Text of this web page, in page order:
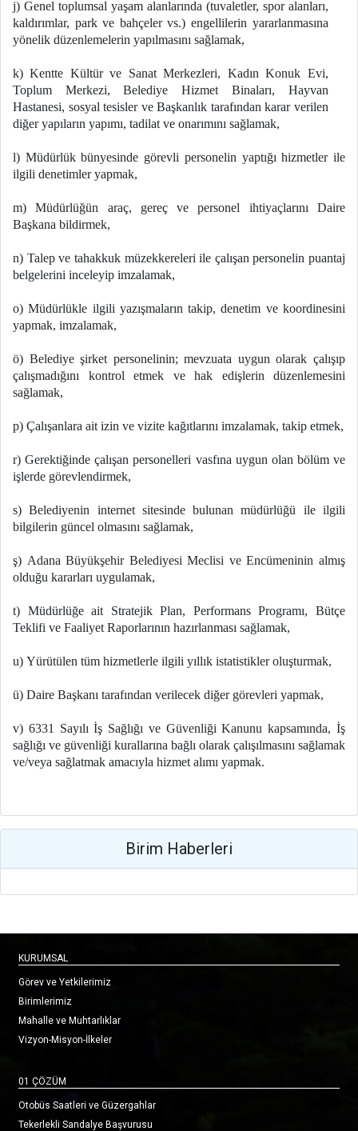
j) Genel toplumsal yaşam alanlarında (tuvaletler, spor alanları,
kaldırımlar, park ve bahçeler vs.) engellilerin yararlanmasına
yönelik düzenlemelerin yapılmasını sağlamak,
k) Kentte Kültür ve Sanat Merkezleri, Kadın Konuk Evi,
Toplum Merkezi, Belediye Hizmet Binaları, Hayvan
Hastanesi, sosyal tesisler ve Başkanlık tarafından karar verilen
diğer yapıların yapımı, tadilat ve onarımını sağlamak,
l) Müdürlük bünyesinde görevli personelin yaptığı hizmetler ile
ilgili denetimler yapmak,
m) Müdürlüğün araç, gereç ve personel ihtiyaçlarını Daire
Başkana bildirmek,
n) Talep ve tahakkuk müzekkereleri ile çalışan personelin puantaj
belgelerini inceleyip imzalamak,
o) Müdürlükle ilgili yazışmaların takip, denetim ve koordinesini
yapmak, imzalamak,
ö) Belediye şirket personelinin; mevzuata uygun olarak çalışıp
çalışmadığını kontrol etmek ve hak edişlerin düzenlemesini
sağlamak,
p) Çalışanlara ait izin ve vizite kağıtlarını imzalamak, takip etmek,
r) Gerektiğinde çalışan personelleri vasfına uygun olan bölüm ve
işlerde görevlendirmek,
s) Belediyenin internet sitesinde bulunan müdürlüğü ile ilgili
bilgilerin güncel olmasını sağlamak,
ş) Adana Büyükşehir Belediyesi Meclisi ve Encümeninin almış
olduğu kararları uygulamak,
t) Müdürlüğe ait Stratejik Plan, Performans Programı, Bütçe
Teklifi ve Faaliyet Raporlarının hazırlanması sağlamak,
u) Yürütülen tüm hizmetlerle ilgili yıllık istatistikler oluşturmak,
ü) Daire Başkanı tarafından verilecek diğer görevleri yapmak,
v) 6331 Sayılı İş Sağlığı ve Güvenliği Kanunu kapsamında, İş
sağlığı ve güvenliği kurallarına bağlı olarak çalışılmasını sağlamak
ve/veya sağlatmak amacıyla hizmet alımı yapmak.
Birim Haberleri
KURUMSAL
Görev ve Yetkilerimiz
Birimlerimiz
Mahalle ve Muhtarlıklar
Vizyon-Misyon-İlkeler
01 ÇÖZÜM
Otobüs Saatleri ve Güzergahlar
Tekerlekli Sandalye Başvurusu